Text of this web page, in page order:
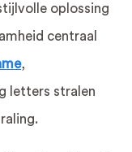
oplossing
centraal
,
letters stralen